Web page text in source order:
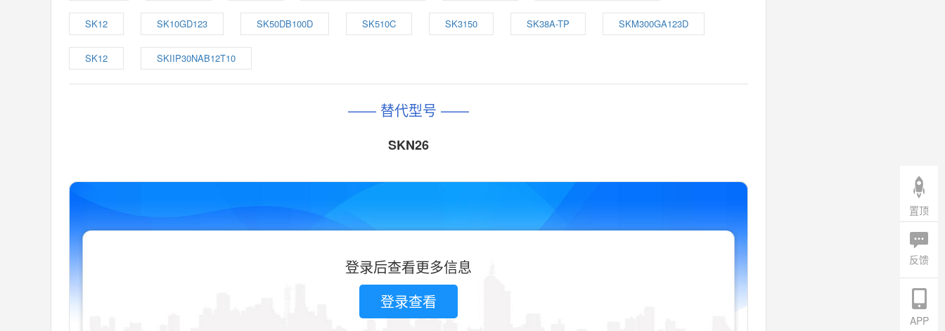
SK12 SK10GD123 SK50DB100D SK510C SK3150 SK38A-TP SKM300GA123D
SK12 SKIIP30NAB12T10
—— 替代型号 ——
SKN26
登录后查看更多信息
登录查看
置顶
反馈
APP